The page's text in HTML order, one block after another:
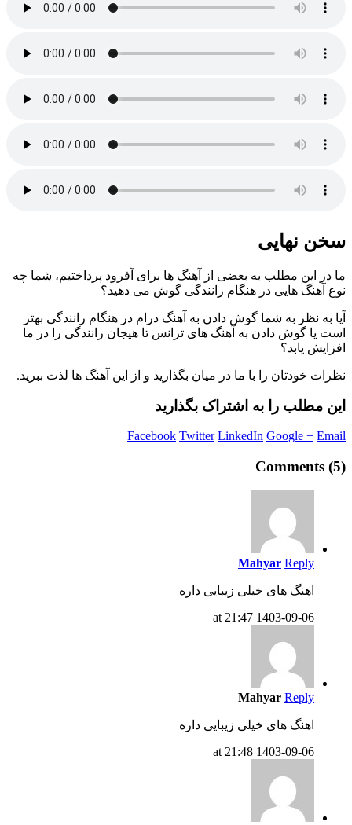
سخن نهایی
ما در این مطلب به بعضی از آهنگ ها برای آفرود پرداختیم، شما چه
نوع آهنگ هایی در هنگام رانندگی گوش می دهید؟
آیا به نظر به شما گوش دادن به آهنگ درام در هنگام رانندگی بهتر
است یا گوش دادن به آهنگ های ترانس تا هیجان رانندگی را در ما
افزایش یابد؟
نظرات خودتان را با ما در میان بگذارید و از این آهنگ ها لذت ببرید.
این مطلب را به اشتراک بگذارید
Facebook Twitter LinkedIn Google + Email
Comments (5)
Mahyar Reply
اهنگ های خیلی زیبایی داره
1403-09-06 at 21:47
Mahyar Reply
اهنگ های خیلی زیبایی داره
1403-09-06 at 21:48